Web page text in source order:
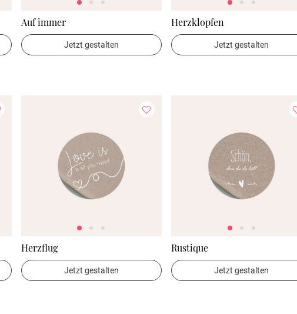
Auf immer
Jetzt gestalten
Herzklopfen
Jetzt gestalten
Herzflug
Jetzt gestalten
Rustique
Jetzt gestalten